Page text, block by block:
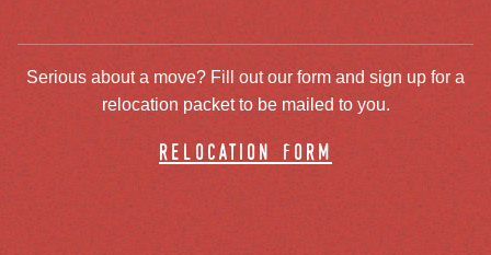
Serious about a move? Fill out our form and sign up for a
relocation packet to be mailed to you.
relocation form